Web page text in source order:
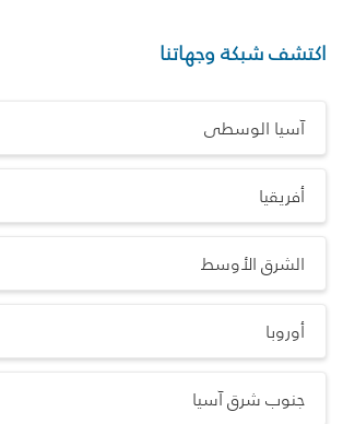
اكتشف شبكة وجهاتنا
آسيا الوسطى
أفريقيا
الشرق الأوسط
أوروبا
جنوب شرق آسيا